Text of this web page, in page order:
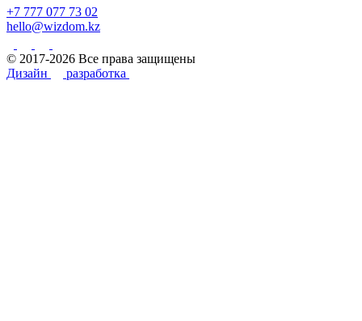
+7 777 077 73 02
hello@wizdom.kz
© 2017-2026 Все права защищены
Дизайн
разработка